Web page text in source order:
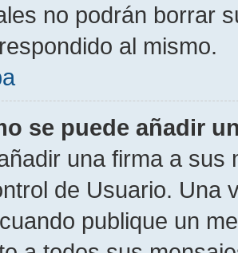
no podrán borrar
al mismo.
se puede añadir
una firma a sus
de Usuario. Una
cuando publique un